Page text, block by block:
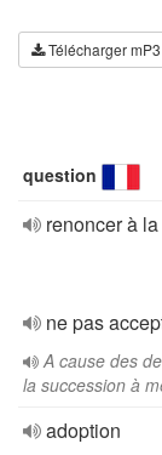
Télécharger mP3
question
renoncer à
ne pas
A cause des
la succession à
adoption